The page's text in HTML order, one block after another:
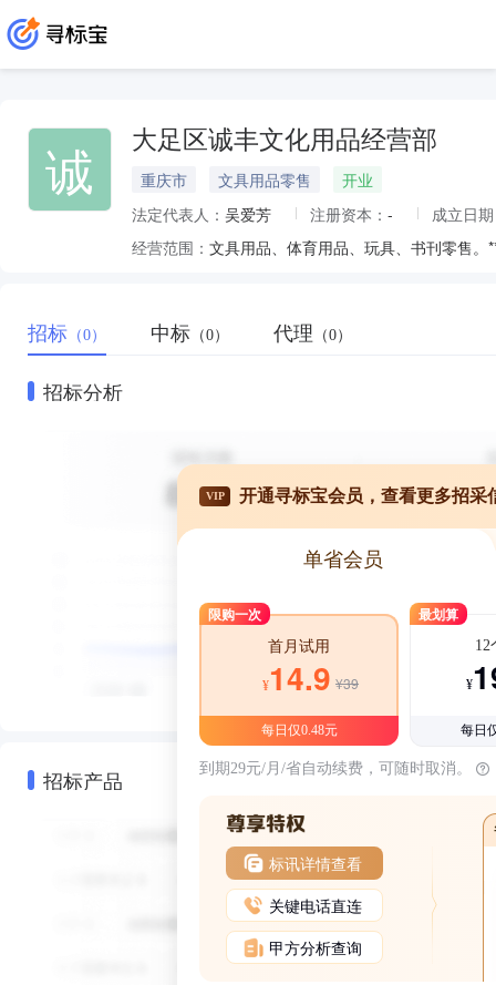
诚 大足区诚丰文化用品经营部
重庆市 文具用品零售
开业
法定代表人： 吴爱芳 注册资本： -
成立日
经营范围： 文具用品、体育用品、玩具、书刊零售。
招标 （0） 中标 （0） 代理 （0）
招标分析
招标产品
VIP 开通寻标宝会员，查看更多招采
单省会员
限购一次
首月试用
¥14.9 ¥39
每日仅0.48元
最划算
12
¥
每日
到期29元/月/省自动续费，可随时取消。
标讯详情查看
关键电话直连
甲方分析查询